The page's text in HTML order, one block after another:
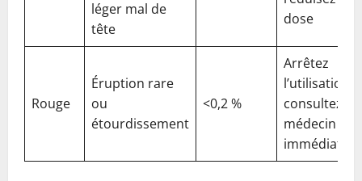
léger mal de
tête
dose
Rouge
Éruption rare
ou
étourdissement
<0,2 %
Arrêtez
l’utilisation
consultez un
médecin